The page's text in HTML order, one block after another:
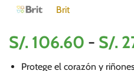
Brit
S/. 106.60 - S/.
Protege el corazón y